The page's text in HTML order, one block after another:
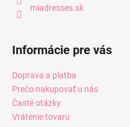
miadresses.sk
Informácie pre vás
Doprava a platba
Prečo nakupovať u nás
Časté otázky
Vrátenie tovaru